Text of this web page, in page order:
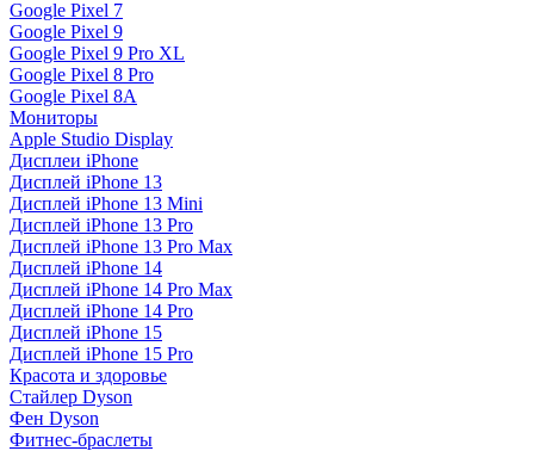
Google Pixel 7
Google Pixel 9
Google Pixel 9 Pro XL
Google Pixel 8 Pro
Google Pixel 8A
Мониторы
Apple Studio Display
Дисплеи iPhone
Дисплей iPhone 13
Дисплей iPhone 13 Mini
Дисплей iPhone 13 Pro
Дисплей iPhone 13 Pro Max
Дисплей iPhone 14
Дисплей iPhone 14 Pro Max
Дисплей iPhone 14 Pro
Дисплей iPhone 15
Дисплей iPhone 15 Pro
Красота и здоровье
Стайлер Dyson
Фен Dyson
Фитнес-браслеты